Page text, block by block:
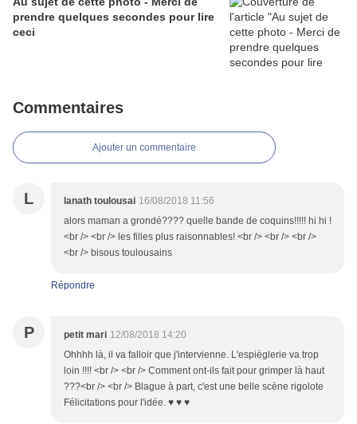
prendre quelques secondes pour lire
ceci
Commentaires
Ajouter un commentaire
L lanath toulousai 16/08/2018 11:56
alors maman a grondé???? quelle bande de coquins!!!!! hi hi !
<br /> <br /> les filles plus raisonnables! <br /> <br /> <br />
<br /> bisous toulousains
Répondre
P petit mari 12/08/2018 14:20
Ohhhh là, il va falloir que j'intervienne. L'espièglerie va trop
loin !!!! <br /> <br /> Comment ont-ils fait pour grimper là haut
???<br /> <br /> Blague à part, c'est une belle scène rigolote
Félicitations pour l'idée. ♥ ♥ ♥